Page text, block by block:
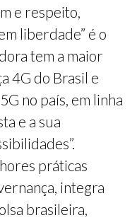
e respeito,
liberdade” é o
tem a maior
4G do Brasil e
no país, em linha
e a sua
práticas
integra
brasileira,